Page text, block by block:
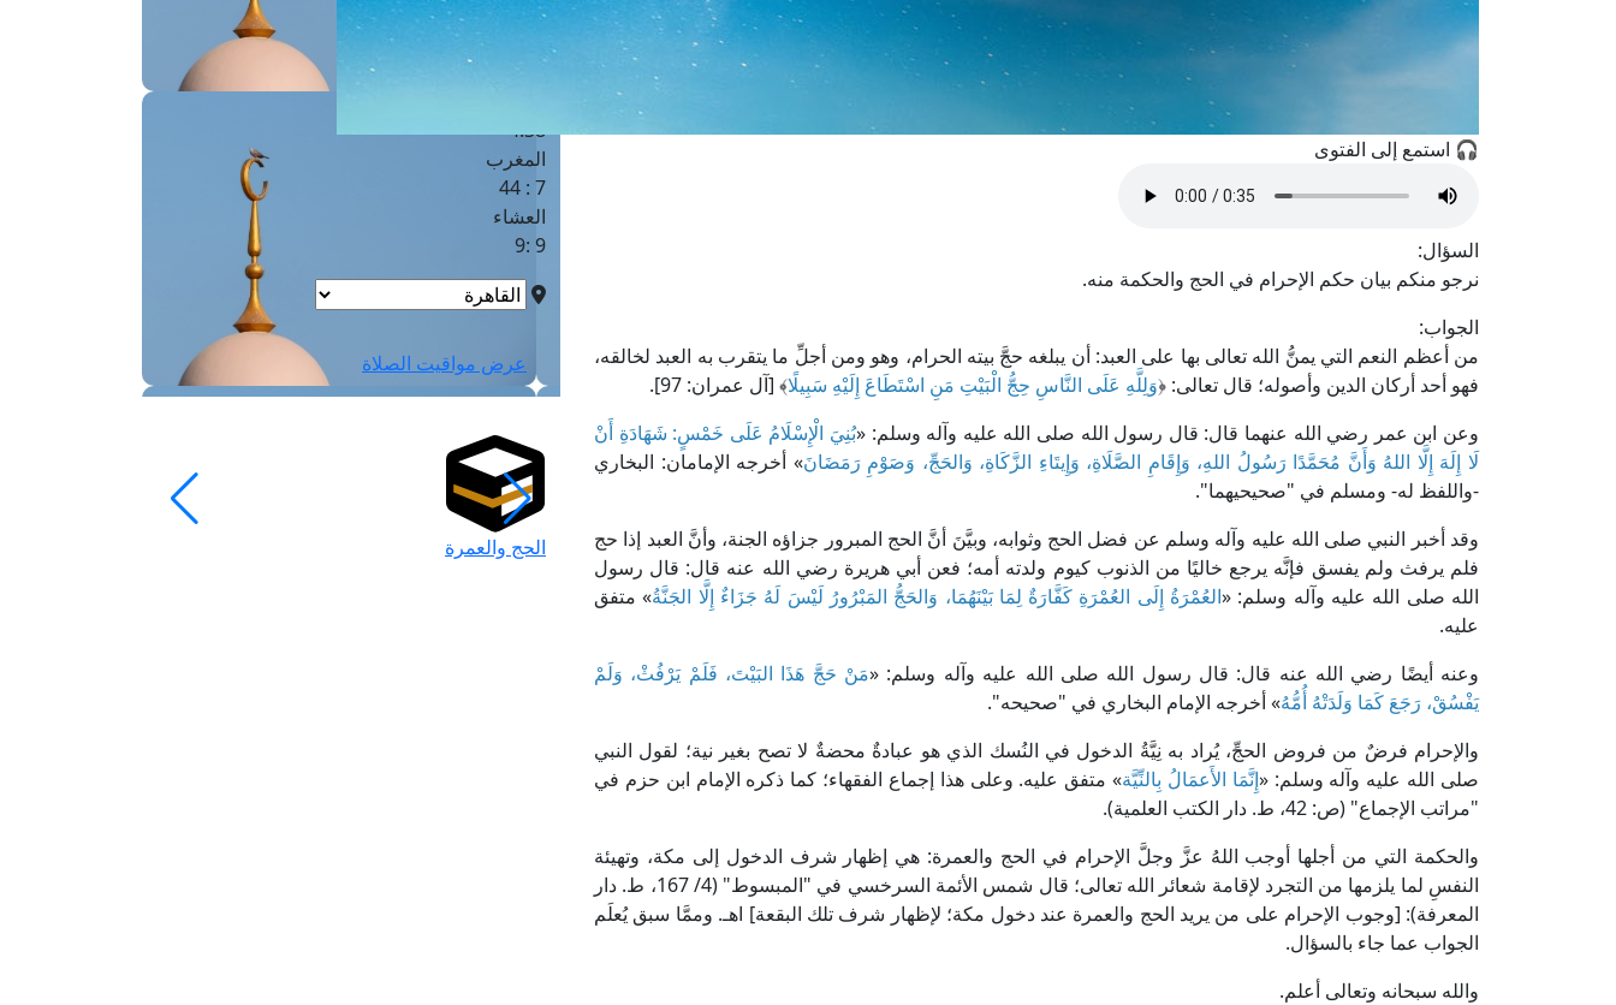
🎧 استمع إلى الفتوى
السؤال:
نرجو منكم بيان حكم الإحرام في الحج والحكمة منه.
الجواب:
من أعظم النعم التي يمنُّ الله تعالى بها على العبد: أن يبلغه حجَّ بيته الحرام، وهو ومن أجلِّ ما يتقرب به العبد لخالقه،
فهو أحد أركان الدين وأصوله؛ قال تعالى: ﴿وَلِلَّهِ عَلَى النَّاسِ حِجُّ الْبَيْتِ مَنِ اسْتَطَاعَ إِلَيْهِ سَبِيلًا﴾ [آل عمران: 97].
وعن ابن عمر رضي الله عنهما قال: قال رسول الله صلى الله عليه وآله وسلم: «بُنِيَ الْإِسْلَامُ عَلَى خَمْسٍ: شَهَادَةِ أَنْ
لَا إِلَهَ إِلَّا اللهُ وَأَنَّ مُحَمَّدًا رَسُولُ اللهِ، وَإِقَامِ الصَّلَاةِ، وَإِيتَاءِ الزَّكَاةِ، وَالحَجِّ، وَصَوْمِ رَمَضَانَ» أخرجه الإمامان: البخاري
-واللفظ له- ومسلم في "صحيحيهما".
وقد أخبر النبي صلى الله عليه وآله وسلم عن فضل الحج وثوابه، وبيَّنَ أنَّ الحج المبرور جزاؤه الجنة، وأنَّ العبد إذا حج
فلم يرفث ولم يفسق فإنَّه يرجع خاليًا من الذنوب كيوم ولدته أمه؛ فعن أبي هريرة رضي الله عنه قال: قال رسول
الله صلى الله عليه وآله وسلم: «العُمْرَةُ إِلَى العُمْرَةِ كَفَّارَةٌ لِمَا بَيْنَهُمَا، وَالحَجُّ المَبْرُورُ لَيْسَ لَهُ جَزَاءٌ إِلَّا الجَنَّةُ» متفق
عليه.
وعنه أيضًا رضي الله عنه قال: قال رسول الله صلى الله عليه وآله وسلم: «مَنْ حَجَّ هَذَا البَيْتَ، فَلَمْ يَرْفُثْ، وَلَمْ
يَفْسُقْ، رَجَعَ كَمَا وَلَدَتْهُ أُمُّهُ» أخرجه الإمام البخاري في "صحيحه".
والإحرام فرضٌ من فروض الحجِّ، يُراد به نِيَّةُ الدخول في النُسك الذي هو عبادةٌ محضةٌ لا تصح بغير نية؛ لقول النبي
صلى الله عليه وآله وسلم: «إِنَّمَا الأَعمَالُ بِالنِّيَّة» متفق عليه. وعلى هذا إجماع الفقهاء؛ كما ذكره الإمام ابن حزم في
"مراتب الإجماع" (ص: 42، ط. دار الكتب العلمية).
والحكمة التي من أجلها أوجب اللهُ عزَّ وجلَّ الإحرام في الحج والعمرة: هي إظهار شرف الدخول إلى مكة، وتهيئة
النفسِ لما يلزمها من التجرد لإقامة شعائر الله تعالى؛ قال شمس الأئمة السرخسي في "المبسوط" (4/ 167، ط. دار
المعرفة): [وجوب الإحرام على من يريد الحج والعمرة عند دخول مكة؛ لإظهار شرف تلك البقعة] اهـ. وممَّا سبق يُعلَم
الجواب عما جاء بالسؤال.
والله سبحانه وتعالى أعلم.
6 :17
4:38
المغرب
7 : 44
العشاء
9 :9
عرض مواقيت الصلاة
الحج والعمرة